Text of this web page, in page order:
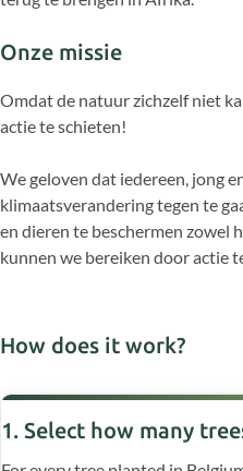
Onze missie
Omdat de natuur zichzelf niet
actie te schieten!
We geloven dat iedereen, jong
klimaatsverandering tegen te
en dieren te beschermen zowel
kunnen we bereiken door actie
How does it work?
1. Select how many